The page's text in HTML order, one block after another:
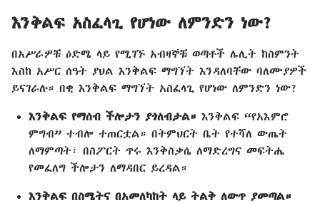
እንቅልፍ አስፈላጊ የሆነው ለምንድን ነው?
በአሥራዎቹ ዕድሜ ላይ የሚገኙ አብዛኞቹ ወጣቶች ሌሊት ከስምንት
እስከ አሥር ሰዓት ያህል እንቅልፍ ማግኘት እንዳለባቸው ባለሙያዎች
ይናገራሉ። በቂ እንቅልፍ ማግኘት አስፈላጊ የሆነው ለምንድን ነው?
እንቅልፍ የማሰብ ችሎታን ያጎለብታል። እንቅልፍ “የአእምሮ
ምግብ” ተብሎ ተጠርቷል። በትምህርት ቤት የተሻለ ውጤት
ለማምጣት፣ በስፖርት ጥሩ እንቅስቃሴ ለማድረግና መፍትሔ
የመፈለግ ችሎታን ለማዳበር ይረዳል።
እንቅልፍ በስሜትና በአመለካከት ላይ ትልቅ ለውጥ ያመጣል።